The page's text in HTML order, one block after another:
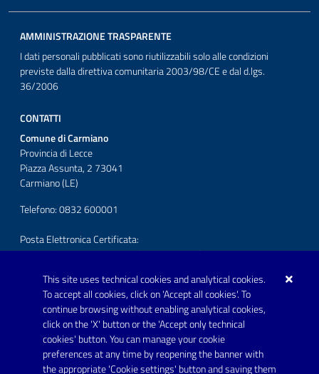
This site uses technical cookies and analytical cookies.
To accept all cookies, click on 'Accept all cookies'. To
continue browsing without enabling analytical cookies,
click on the 'X' button or the 'Accept only technical
cookies' button. You can manage your cookie
preferences at any time by reopening the banner with
the appropriate 'Cookie settings' button and saving them
AMMINISTRAZIONE TRASPARENTE
I dati personali pubblicati sono riutilizzabili solo alle condizioni
previste dalla direttiva comunitaria 2003/98/CE e dal d.lgs.
36/2006
CONTATTI
Comune di Carmiano
Provincia di Lecce
Piazza Assunta, 2 73041
Carmiano (LE)
Telefono: 0832 600001
Posta Elettronica Certificata:
protocollo.comunecarmiano@pec.rupar.puglia.it
URP - Ufficio Relazioni con il Pubblico
FOLLOW US ON
Youtube